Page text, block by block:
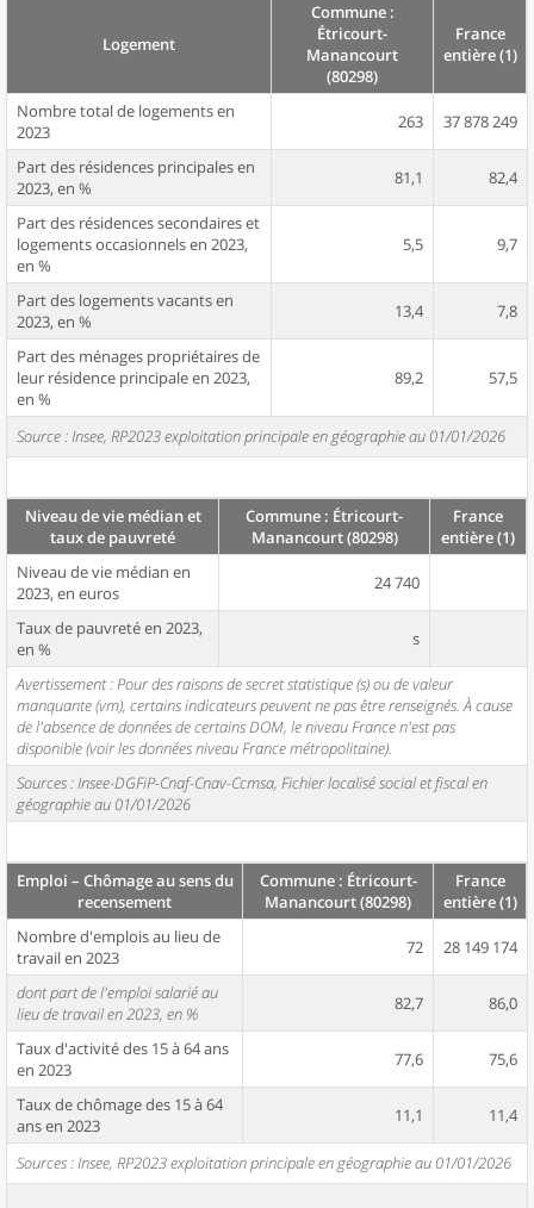
Logement
Commune :
Étricourt-
Manancourt
(80298)
France
entière (1)
Nombre total de logements en
2023
263 37 878 249
Part des résidences principales en
2023, en %
81,1 82,4
Part des résidences secondaires et
logements occasionnels en 2023,
en %
5,5 9,7
Part des logements vacants en
2023, en %
13,4 7,8
Part des ménages propriétaires de
leur résidence principale en 2023,
en %
89,2 57,5
Source : Insee, RP2023 exploitation principale en géographie au 01/01/2026
Niveau de vie médian et
taux de pauvreté
Commune : Étricourt-
Manancourt (80298)
France
entière (1)
Niveau de vie médian en
2023, en euros
24 740
Taux de pauvreté en 2023,
en %
s
Avertissement : Pour des raisons de secret statistique (s) ou de valeur
manquante (vm), certains indicateurs peuvent ne pas être renseignés. À cause
de l'absence de données de certains DOM, le niveau France n'est pas
disponible (voir les données niveau France métropolitaine).
Sources : Insee-DGFiP-Cnaf-Cnav-Ccmsa, Fichier localisé social et fiscal en
géographie au 01/01/2026
Emploi – Chômage au sens du
recensement
Commune : Étricourt-
Manancourt (80298)
France
entière (1)
Nombre d'emplois au lieu de
travail en 2023
72 28 149 174
dont part de l'emploi salarié au
lieu de travail en 2023, en %
82,7 86,0
Taux d'activité des 15 à 64 ans
en 2023
77,6 75,6
Taux de chômage des 15 à 64
ans en 2023
11,1 11,4
Sources : Insee, RP2023 exploitation principale en géographie au 01/01/2026